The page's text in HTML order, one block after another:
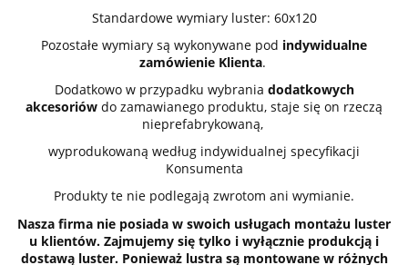
Standardowe wymiary luster: 60x120
Pozostałe wymiary są wykonywane pod indywidualne
zamówienie Klienta.
Dodatkowo w przypadku wybrania dodatkowych
akcesoriów do zamawianego produktu, staje się on rzeczą
nieprefabrykowaną,
wyprodukowaną według indywidualnej specyfikacji
Konsumenta
Produkty te nie podlegają zwrotom ani wymianie.
Nasza firma nie posiada w swoich usługach montażu luster
u klientów. Zajmujemy się tylko i wyłącznie produkcją i
dostawą luster. Ponieważ lustra są montowane w różnych